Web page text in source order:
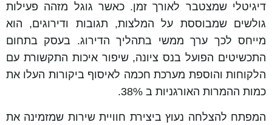
דיגיטלי שמצטבר לאורך זמן. כאשר גוגל מזהה פעילות
גולשים שמבוססת על המלצות, תגובות ודירוגים, הוא
מייחס לכך ערך ממשי בתהליך הדירוג. בעסק בתחום
התכשיטים הפועל בנס ציונה, שיפור איכות התקשורת עם
הלקוחות והוספת מערכת חכמה לאיסוף ביקורות העלו את
כמות ההמרות האורגניות ב 38%.
המפתח להצלחה נעוץ ביצירת חוויית שירות שמזמינה את